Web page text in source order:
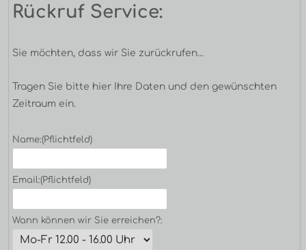
Rückruf Service:
Sie möchten, dass wir Sie zurückrufen...
Tragen Sie bitte hier Ihre Daten und den gewünschten
Zeitraum ein.
Name:(Pflichtfeld)
Email:(Pflichtfeld)
Wann können wir Sie erreichen?: